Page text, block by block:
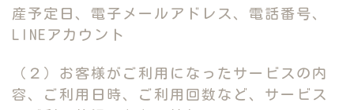
産予定日、電子メールアドレス、電話番号、
LINEアカウント
（２）お客様がご利用になったサービスの内
容、ご利用日時、ご利用回数など、サービス